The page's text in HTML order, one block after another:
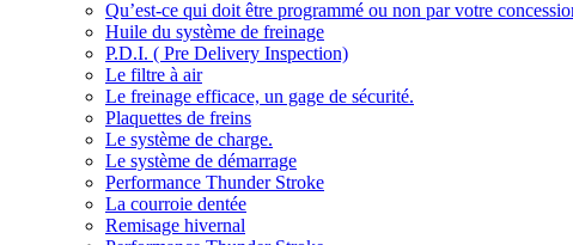
Qu’est-ce qui doit être programmé ou non par votre
Huile du système de freinage
P.D.I. ( Pre Delivery Inspection)
Le filtre à air
Le freinage efficace, un gage de sécurité.
Plaquettes de freins
Le système de charge.
Le système de démarrage
Performance Thunder Stroke
La courroie dentée
Remisage hivernal